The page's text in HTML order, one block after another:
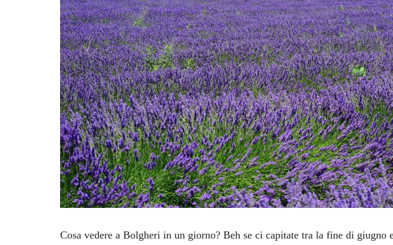
Cosa vedere a Bolgheri in un giorno? Beh se ci capitate tra la fine di